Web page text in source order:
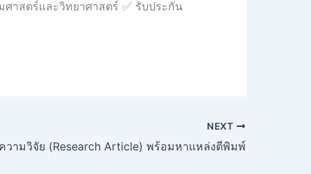
าสตร์และวิทยาศาสตร์ ✅ รับประกัน
NEXT
วามวิจัย (Research Article) พร้อมหาแหล่งตีพิมพ์